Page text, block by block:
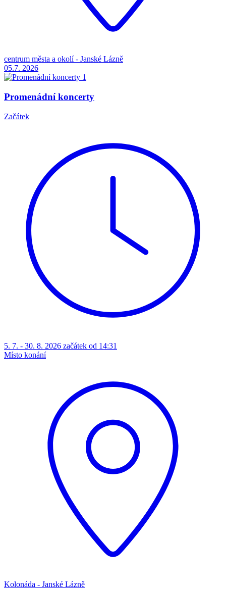
centrum města a okolí - Janské Lázně
05.7. 2026
Promenádní koncerty
Začátek
5. 7. - 30. 8. 2026 začátek od 14:31
Místo konání
Kolonáda - Janské Lázně